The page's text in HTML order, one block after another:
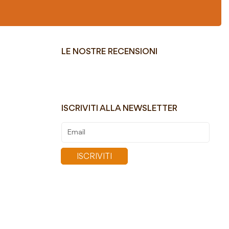
LE NOSTRE RECENSIONI
ISCRIVITI ALLA NEWSLETTER
alla
nostra
Newsletter:
ISCRIVITI